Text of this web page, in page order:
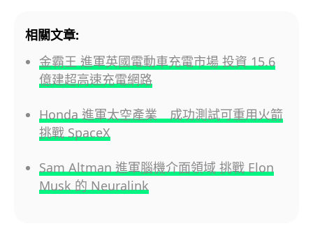
相關文章:
金霸王 進軍英國電動車充電市場 投資 15.6
億建超高速充電網路
Honda 進軍太空產業 成功測試可重用火箭
挑戰 SpaceX
Sam Altman 進軍腦機介面領域 挑戰 Elon
Musk 的 Neuralink